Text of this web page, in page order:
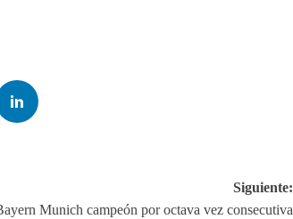
Siguiente:
Munich campeón por octava vez consecutiva